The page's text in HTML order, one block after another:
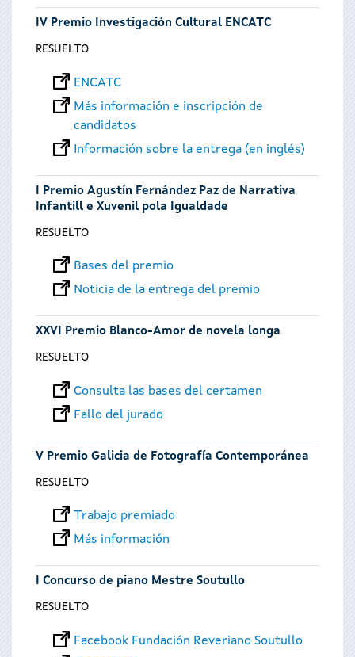
IV Premio Investigación Cultural ENCATC
RESUELTO
ENCATC
Más información e inscripción de
candidatos
Información sobre la entrega (en inglés)
I Premio Agustín Fernández Paz de Narrativa
Infantill e Xuvenil pola Igualdade
RESUELTO
Bases del premio
Noticia de la entrega del premio
XXVI Premio Blanco-Amor de novela longa
RESUELTO
Consulta las bases del certamen
Fallo del jurado
V Premio Galicia de Fotografía Contemporánea
RESUELTO
Trabajo premiado
Más información
I Concurso de piano Mestre Soutullo
RESUELTO
Facebook Fundación Reveriano Soutullo